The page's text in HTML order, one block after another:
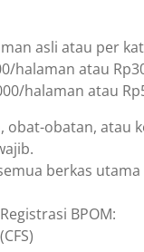
asli atau per
halaman atau
halaman atau
obatan, atau
berkas
BPOM: